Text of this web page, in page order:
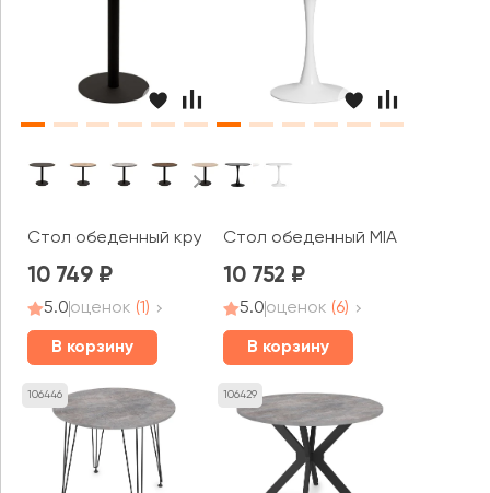
Стол обеденный круглый РАДИУС / RADIUS
10 749
5.0оценок (1)
В корзину
Стол обеденный MIA
10 752
5.0оценок (6)
В корзину
106446 106429